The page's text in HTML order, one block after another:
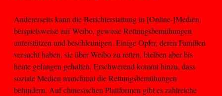
Andererseits kann die Berichterstattung in [Online-]Medien,
beispielsweise auf Weibo, gewisse Rettungsbemühungen
unterstützen und beschleunigen. Einige Opfer, deren Familien
versucht haben, sie über Weibo zu retten, bleiben aber bis
heute gefangen gehalten. Erschwerend kommt hinzu, dass
soziale Medien manchmal die Rettungsbemühungen
behindern. Auf chinesischen Plattformen gibt es zahlreiche